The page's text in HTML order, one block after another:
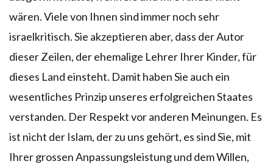
wären. Viele von Ihnen sind immer noch sehr
israelkritisch. Sie akzeptieren aber, dass der Autor
dieser Zeilen, der ehemalige Lehrer Ihrer Kinder, für
dieses Land einsteht. Damit haben Sie auch ein
wesentliches Prinzip unseres erfolgreichen Staates
verstanden. Der Respekt vor anderen Meinungen. Es
ist nicht der Islam, der zu uns gehört, es sind Sie, mit
Ihrer grossen Anpassungsleistung und dem Willen,